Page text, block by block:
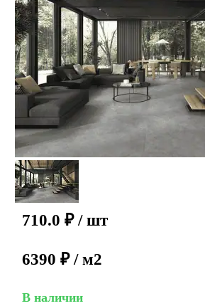
710.0 ₽ / шт
6390 ₽ / м2
В наличии